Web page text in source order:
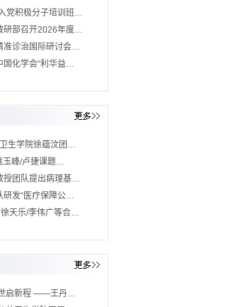
党积极分子培训班…
研部召开2026年度…
准诊治国际研讨会…
国化学会“利华益…
生学院徐蕴汶团…
玉峰/卢捷课题…
授团队提出病理基…
研发“医疗保障公…
天乐/李伟广等合…
世启新程 ——王丹…